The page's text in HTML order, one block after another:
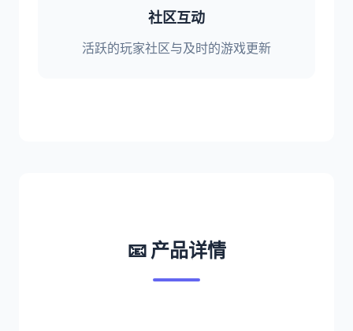
社区互动
活跃的玩家社区与及时的游戏更新
📧 产品详情